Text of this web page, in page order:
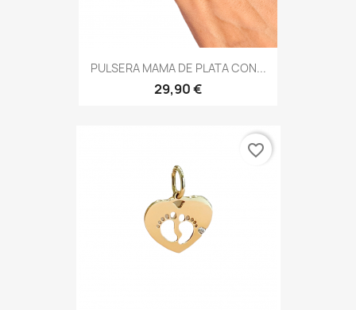
PULSERA MAMA DE PLATA CON...
29,90 €
favorite_border